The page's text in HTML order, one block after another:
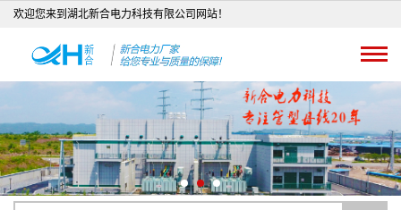
欢迎您来到湖北新合电力科技有限公司网站！